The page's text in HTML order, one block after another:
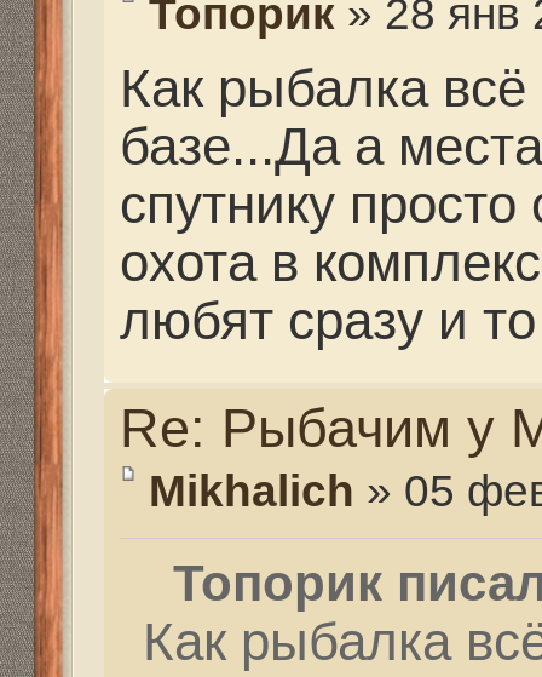
Утки здесь много. С
Лиса, енот, заяц в
Во всем надо
Потихоньку, не все
Re: Рыбачим у
Топорик » 09 фев 2016,
Mikhalich писал(а):
Топорик писал(а):
Как рыбалка всё
базе...Да а места
по спутнику